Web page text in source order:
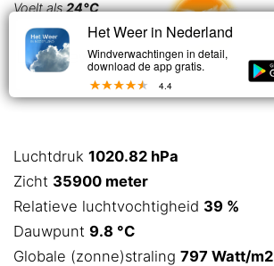
Voelt als24°C
Licht bewolkt
Luchtdruk 1020.82 hPa
Zicht 35900 meter
Relatieve luchtvochtigheid 39 %
Dauwpunt 9.8 °C
Globale (zonne)straling 797 Watt/m2
Het Weer in Nederland
Windverwachtingen in detail,
download de app gratis.
4.4